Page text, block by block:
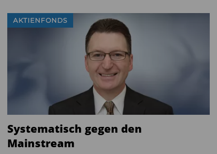
KVG Bantleon Invest KVG GmbH
Typ Aktienfonds
Aktienfonds Europa
Euro (EUR)
EURO STOXX 50 Net Return Index
Ertragsverwendung ausschüttend
Diesen Beitrag teilen:
AKTIENFONDS
Systematisch gegen den
Mainstream